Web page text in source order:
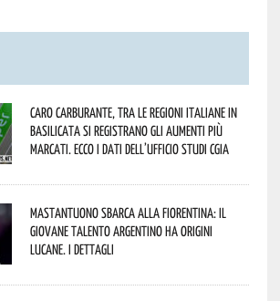
Caro carburante, tra le regioni italiane in
Basilicata si registrano gli aumenti più
marcati. Ecco i dati dell’Ufficio studi CGIA
Mastantuono sbarca alla Fiorentina: il
giovane talento argentino ha origini
lucane. I dettagli